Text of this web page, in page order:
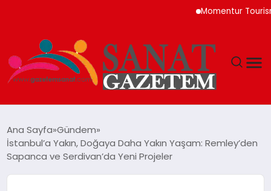
Momentur Tourism &
Ana Sayfa Gündem
İstanbul’a Yakın, Doğaya Daha Yakın Yaşam: Remley’den
Sapanca ve Serdivan’da Yeni Projeler